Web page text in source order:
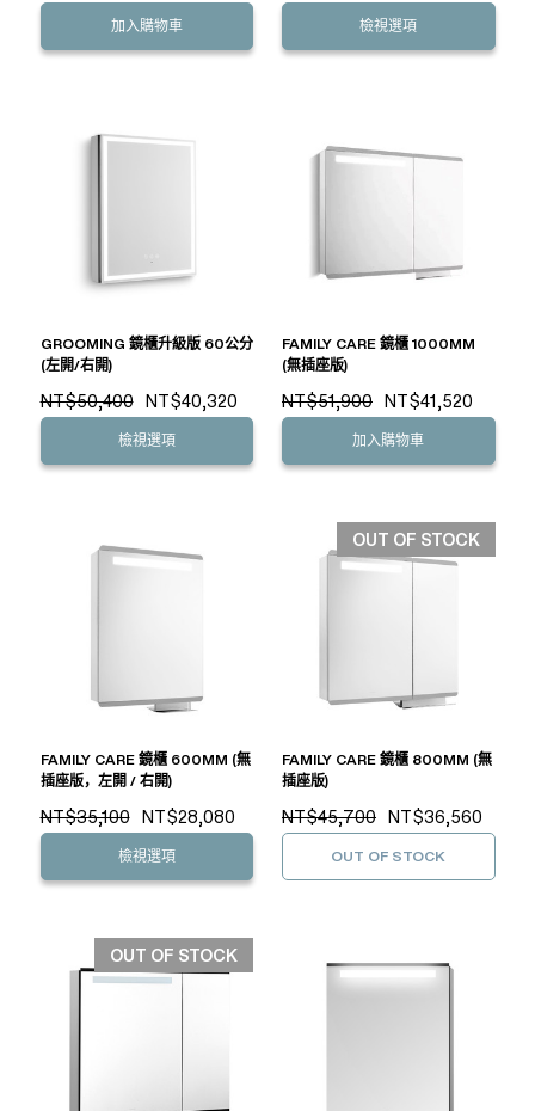
加入購物車 檢視選項
GROOMING 鏡櫃升級版 60公分
(左開/右開)
NT$50,400 NT$40,320
檢視選項
FAMILY CARE 鏡櫃 1000MM
(無插座版)
NT$51,900 NT$41,520
加入購物車
FAMILY CARE 鏡櫃 600MM (無
插座版，左開 / 右開)
NT$35,100 NT$28,080
檢視選項
OUT OF STOCK
FAMILY CARE 鏡櫃 800MM (無
插座版)
NT$45,700 NT$36,560
OUT OF STOCK
OUT OF STOCK